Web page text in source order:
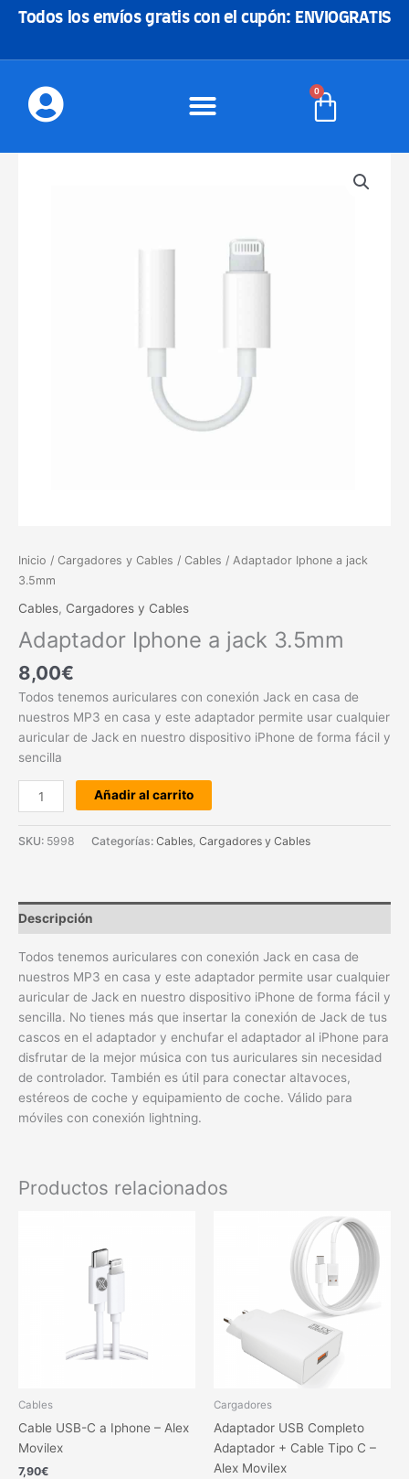
Todos los envíos gratis con el cupón: ENVIOGRATIS
0
Carrito
Inicio / Cargadores y Cables / Cables / Adaptador Iphone a jack
3.5mm
Cables, Cargadores y Cables
Adaptador Iphone a jack 3.5mm
8,00€
Todos tenemos auriculares con conexión Jack en casa de
nuestros MP3 en casa y este adaptador permite usar cualquier
auricular de Jack en nuestro dispositivo iPhone de forma fácil y
sencilla
Añadir al carrito
SKU: 5998 Categorías: Cables Cargadores y Cables
Descripción
Todos tenemos auriculares con conexión Jack en casa de
nuestros MP3 en casa y este adaptador permite usar cualquier
auricular de Jack en nuestro dispositivo iPhone de forma fácil y
sencilla. No tienes más que insertar la conexión de Jack de tus
cascos en el adaptador y enchufar el adaptador al iPhone para
disfrutar de la mejor música con tus auriculares sin necesidad
de controlador. También es útil para conectar altavoces,
estéreos de coche y equipamiento de coche. Válido para
móviles con conexión lightning.
Productos relacionados
Cables
Cable USB-C a Iphone – Alex
Movilex
7,90€
Cargadores
Adaptador USB Completo
Adaptador + Cable Tipo C –
Alex Movilex